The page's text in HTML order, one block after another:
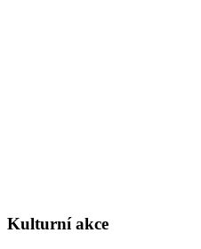
Kulturní akce